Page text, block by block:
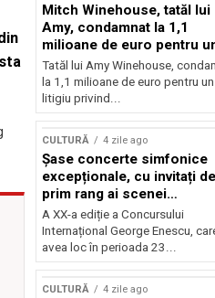
Mitch Winehouse, tatăl lui
Amy, condamnat la 1,1
milioane de euro pentru
litigiu pierdut
Tatăl lui Amy Winehouse,
la 1,1 milioane de euro pentru un
litigiu privind...
CULTURĂ 4 zile ago
Șase concerte simfonice
excepționale, cu invitați de
prim rang ai scenei
internaționale și ansambluri
orchestrale românești de
prestigiu, în programul
Concursului Enescu 2026
A XX-a ediție a Concursului
Internațional George Enescu,
avea loc în perioada 23...
CULTURĂ 4 zile ago